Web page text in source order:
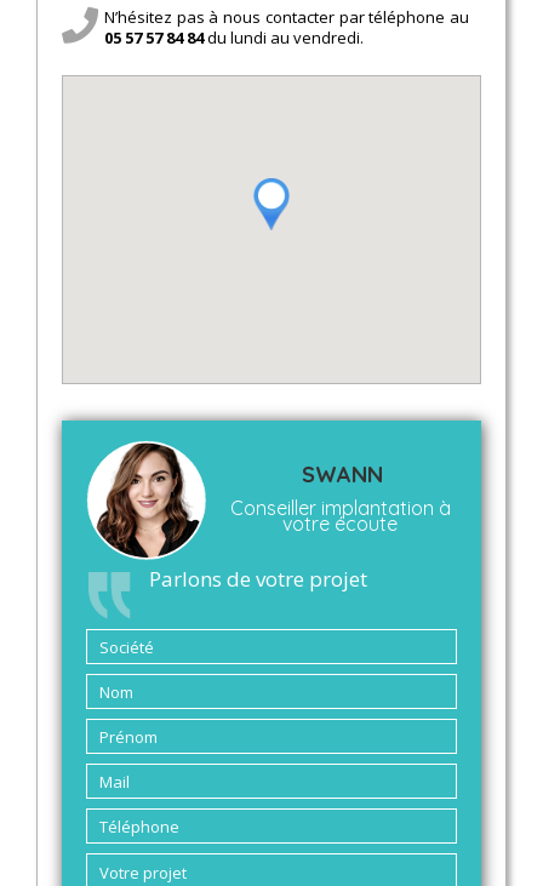
N’hésitez pas à nous contacter par téléphone au
05 57 57 84 84du lundi au vendredi.
SWANN
Conseiller implantation à
votre écoute
Parlons de votre projet